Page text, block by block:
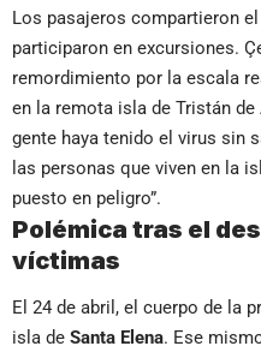
Los pasajeros compartieron
participaron en excursiones.
remordimiento por la escala
en la remota isla de Tristán de
gente haya tenido el virus sin
las personas que viven en la
puesto en peligro”.
Polémica tras el
víctimas
El 24 de abril, el cuerpo de la
isla de Santa Elena. Ese